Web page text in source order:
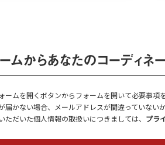
ムからあなたのコーディネ
ームを開くボタンからフォームを開いて必要事
届かない場合、メールアドレスが間違っていな
ただいた個人情報の取扱いにつきましては、 プラ